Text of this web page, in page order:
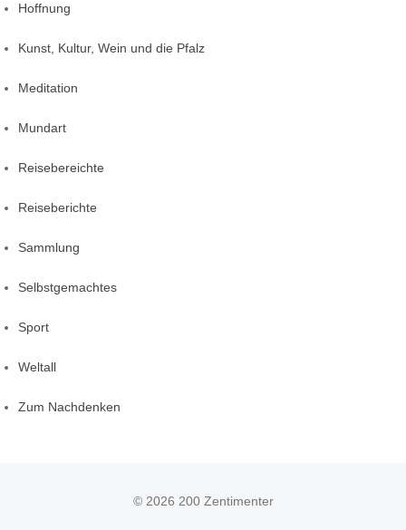
Hoffnung
Kunst, Kultur, Wein und die Pfalz
Meditation
Mundart
Reisebereichte
Reiseberichte
Sammlung
Selbstgemachtes
Sport
Weltall
Zum Nachdenken
© 2026 200 Zentimenter